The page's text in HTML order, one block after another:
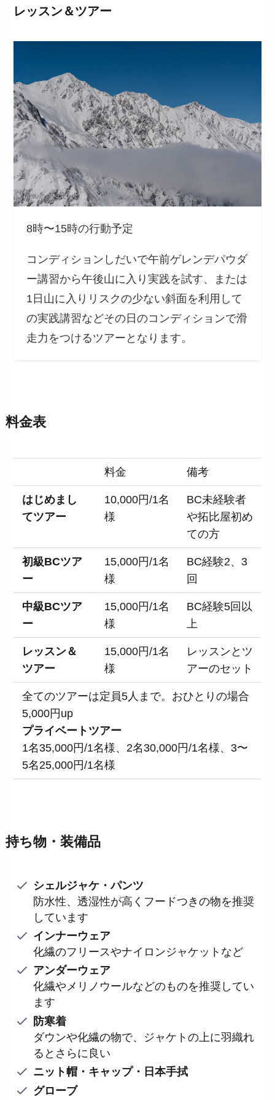
レッスン＆ツアー
8時〜15時の行動予定
コンディションしだいで午前ゲレンデパウダ
ー講習から午後山に入り実践を試す、または
1日山に入りリスクの少ない斜面を利用して
の実践講習などその日のコンディションで滑
走力をつけるツアーとなります。
料金表
料金 備考
はじめまし
てツアー
10,000円/1名
様
BC未経験者
や拓比屋初め
ての方
初級BCツア
ー
15,000円/1名
様
BC経験2、3
回
中級BCツア
ー
15,000円/1名
様
BC経験5回以
上
レッスン＆
ツアー
15,000円/1名
様
レッスンとツ
アーのセット
全てのツアーは定員5人まで。おひとりの場合
5,000円up
プライベートツアー
1名35,000円/1名様、2名30,000円/1名様、3〜
5名25,000円/1名様
持ち物・装備品
シェルジャケ・パンツ
防水性、透湿性が高くフードつきの物を推奨
しています
インナーウェア
化繊のフリースやナイロンジャケットなど
アンダーウェア
化繊やメリノウールなどのものを推奨してい
ます
防寒着
ダウンや化繊の物で、ジャケトの上に羽織れ
るとさらに良い
ニット帽・キャップ・日本手拭
グローブ